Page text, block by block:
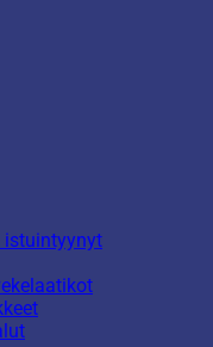
istuintyynyt